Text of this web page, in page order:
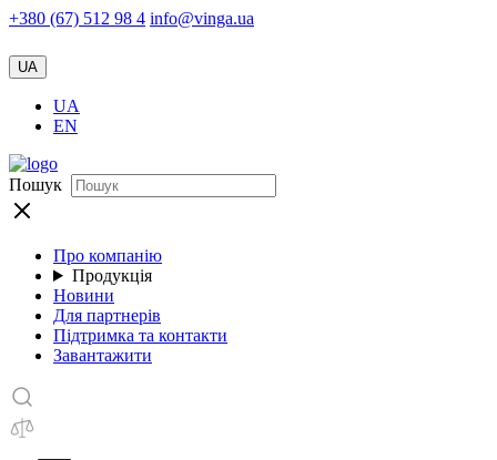
+380 (67) 512 98 4 info@vinga.ua
UA
UA
EN
Пошук
Про компанію
Продукція
Новини
Для партнерів
Підтримка та контакти
Завантажити